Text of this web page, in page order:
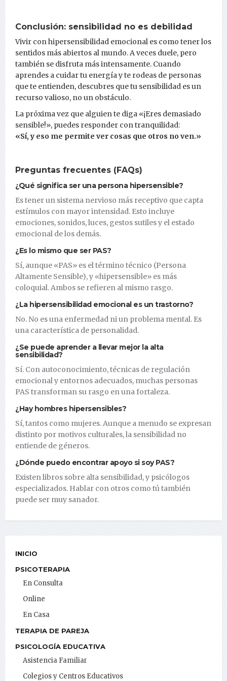
Conclusión: sensibilidad no es debilidad
Vivir con hipersensibilidad emocional es como tener los
sentidos más abiertos al mundo. A veces duele, pero
también se disfruta más intensamente. Cuando
aprendes a cuidar tu energía y te rodeas de personas
que te entienden, descubres que tu sensibilidad es un
recurso valioso, no un obstáculo.
La próxima vez que alguien te diga «¡Eres demasiado
sensible!», puedes responder con tranquilidad:
«Sí, y eso me permite ver cosas que otros no ven.»
Preguntas frecuentes (FAQs)
¿Qué significa ser una persona hipersensible?
Es tener un sistema nervioso más receptivo que capta
estímulos con mayor intensidad. Esto incluye
emociones, sonidos, luces, gestos sutiles y el estado
emocional de los demás.
¿Es lo mismo que ser PAS?
Sí, aunque «PAS» es el término técnico (Persona
Altamente Sensible), y «hipersensible» es más
coloquial. Ambos se refieren al mismo rasgo.
¿La hipersensibilidad emocional es un trastorno?
No. No es una enfermedad ni un problema mental. Es
una característica de personalidad.
¿Se puede aprender a llevar mejor la alta
sensibilidad?
Sí. Con autoconocimiento, técnicas de regulación
emocional y entornos adecuados, muchas personas
PAS transforman su rasgo en una fortaleza.
¿Hay hombres hipersensibles?
Sí, tantos como mujeres. Aunque a menudo se expresan
distinto por motivos culturales, la sensibilidad no
entiende de géneros.
¿Dónde puedo encontrar apoyo si soy PAS?
Existen libros sobre alta sensibilidad, y psicólogos
especializados. Hablar con otros como tú también
puede ser muy sanador.
INICIO
PSICOTERAPIA
En Consulta
Online
En Casa
TERAPIA DE PAREJA
PSICOLOGÍA EDUCATIVA
Asistencia Familiar
Colegios y Centros Educativos